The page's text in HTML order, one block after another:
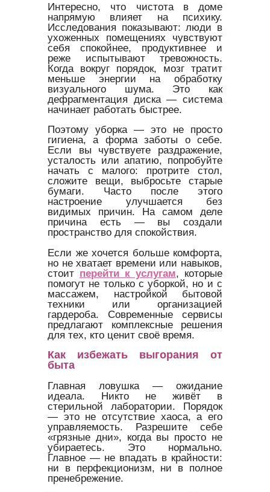
Интересно, что чистота в доме
напрямую влияет на психику.
Исследования показывают: люди в
ухоженных помещениях чувствуют
себя спокойнее, продуктивнее и
реже испытывают тревожность.
Когда вокруг порядок, мозг тратит
меньше энергии на обработку
визуального шума. Это как
дефрагментация диска — система
начинает работать быстрее.
Поэтому уборка — это не просто
гигиена, а форма заботы о себе.
Если вы чувствуете раздражение,
усталость или апатию, попробуйте
начать с малого: протрите стол,
сложите вещи, выбросьте старые
бумаги. Часто после этого
настроение улучшается без
видимых причин. На самом деле
причина есть — вы создали
пространство для спокойствия.
Если же хочется больше комфорта,
но не хватает времени или навыков,
стоит перейти к услугам, которые
помогут не только с уборкой, но и с
массажем, настройкой бытовой
техники или организацией
гардероба. Современные сервисы
предлагают комплексные решения
для тех, кто ценит своё время.
Как избежать выгорания от
быта
Главная ловушка — ожидание
идеала. Никто не живёт в
стерильной лаборатории. Порядок
— это не отсутствие хаоса, а его
управляемость. Разрешите себе
«грязные дни», когда вы просто не
убираетесь. Это нормально.
Главное — не впадать в крайности:
ни в перфекционизм, ни в полное
пренебрежение.